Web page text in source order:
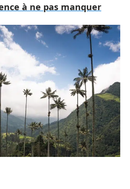
à ne pas manquer